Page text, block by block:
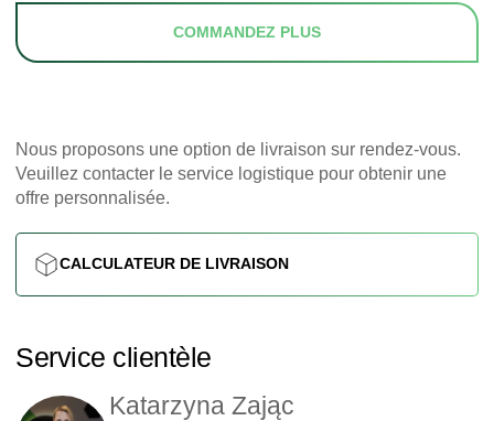
COMMANDEZ PLUS
Nous proposons une option de livraison sur rendez-vous.
Veuillez contacter le service logistique pour obtenir une
offre personnalisée.
CALCULATEUR DE LIVRAISON
Service clientèle
Katarzyna Zając